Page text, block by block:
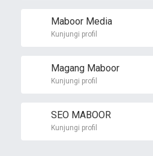
Maboor Media
Kunjungi profil
Magang Maboor
Kunjungi profil
SEO MABOOR
Kunjungi profil